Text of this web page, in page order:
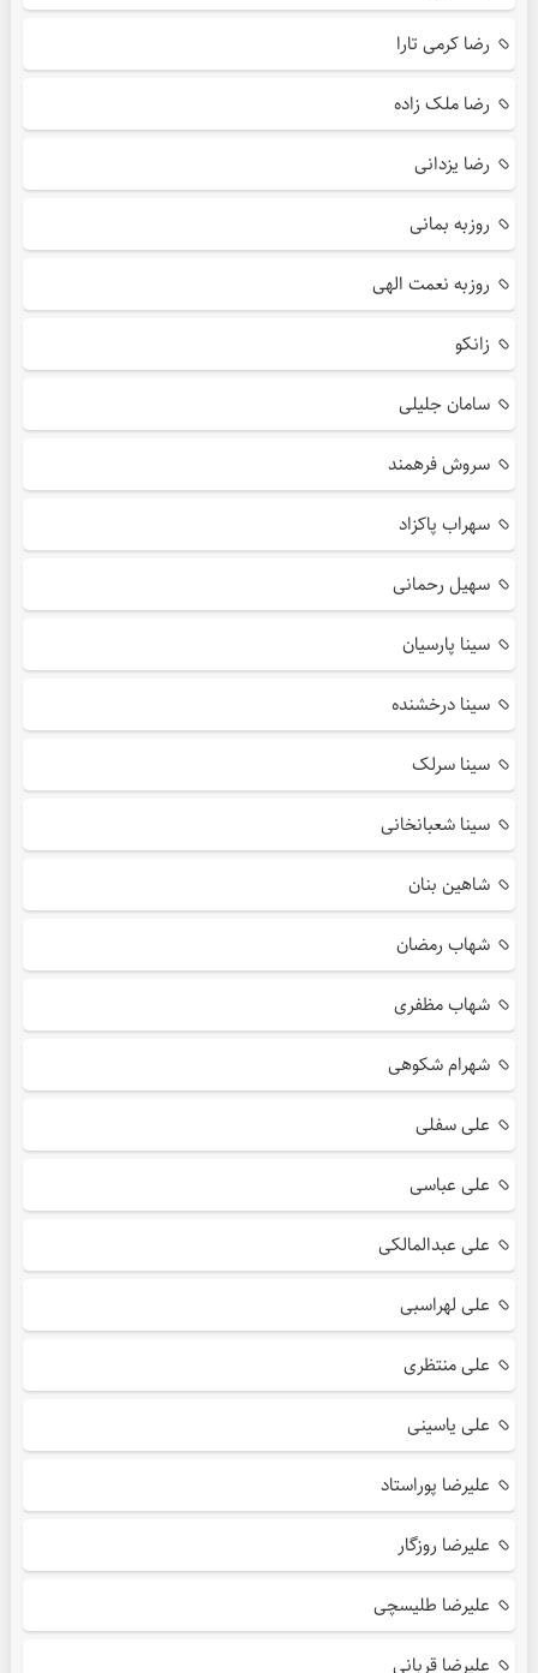
رضا کرمی تارا
رضا ملک زاده
رضا یزدانی
روزبه بمانی
روزبه نعمت الهی
زانکو
سامان جلیلی
سروش فرهمند
سهراب پاکزاد
سهیل رحمانی
سینا پارسیان
سینا درخشنده
سینا سرلک
سینا شعبانخانی
شاهین بنان
شهاب رمضان
شهاب مظفری
شهرام شکوهی
علی سفلی
علی عباسی
علی عبدالمالکی
علی لهراسبی
علی منتظری
علی یاسینی
علیرضا پوراستاد
علیرضا روزگار
علیرضا طلیسچی
علیرضا قربانی